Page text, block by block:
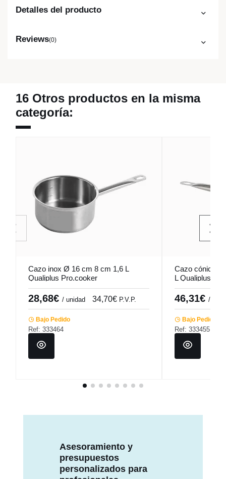
Detalles del producto
Reviews(0)
16 Otros productos en la misma
categoría:
Cazo inox Ø 16 cm 8 cm 1,6 L
Qualiplus Pro.cooker
28,68€ / unidad 34,70€ P.V.P.
Bajo Pedido
Ref: 333464
Cazo cónico
L Qualiplus
46,31€ /
Bajo Pedido
Ref: 333455
Asesoramiento y
presupuestos
personalizados para